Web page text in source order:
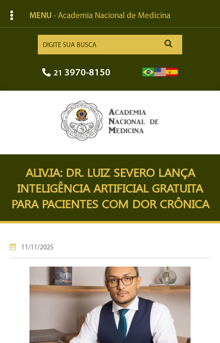
MENU - Academia Nacional de Medicina
21 3970-8150
ALIV.IA: DR. LUIZ SEVERO LANÇA
INTELIGÊNCIA ARTIFICIAL GRATUITA
PARA PACIENTES COM DOR CRÔNICA
11/11/2025